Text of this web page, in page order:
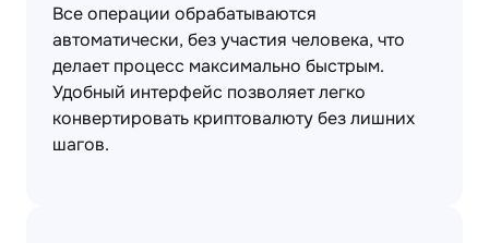
Все операции обрабатываются
автоматически, без участия человека, что
делает процесс максимально быстрым.
Удобный интерфейс позволяет легко
конвертировать криптовалюту без лишних
шагов.